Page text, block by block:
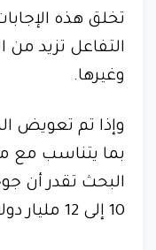
تخلق هذه
التفاعل تزيد من
وغيرها.
وإذا تم تعويض
بما يتناسب مع
البحث تقدر أن
10 إلى 12 مليار دولار و1.9 مليار دولار.